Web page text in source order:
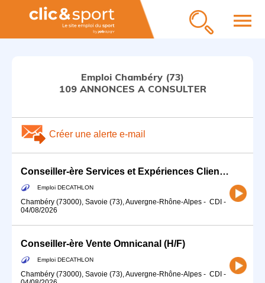
menu
Emploi Chambéry (73)
109 ANNONCES A CONSULTER
Créer une alerte e-mail
Conseiller-ère Services et Expériences Client (H/F) - Temps partiel (25h)
Emploi DECATHLON
Chambéry (73000), Savoie (73), Auvergne-Rhône-Alpes - CDI -
04/08/2026
Conseiller-ère Vente Omnicanal (H/F)
Emploi DECATHLON
Chambéry (73000), Savoie (73), Auvergne-Rhône-Alpes - CDI -